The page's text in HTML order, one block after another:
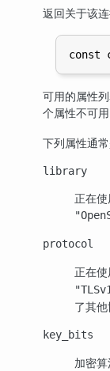
返回关于该连
可用的属性
个属性不可用
下列属性通
library
正在
protocol
正在
了其他
key_bits
加密算